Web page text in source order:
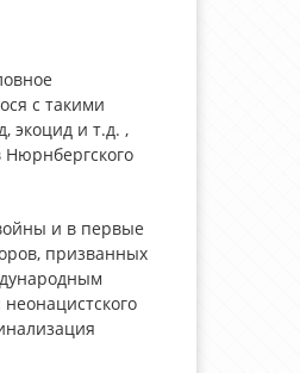
с такими
экоцид и т.д. ,
и в первые
призванных